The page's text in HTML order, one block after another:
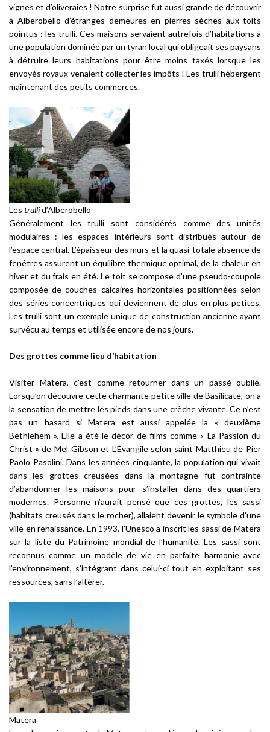
vignes et d’oliveraies ! Notre surprise fut aussi grande de découvrir
à Alberobello d’étranges demeures en pierres sèches aux toits
pointus : les trulli. Ces maisons servaient autrefois d’habitations à
une population dominée par un tyran local qui obligeait ses paysans
à détruire leurs habitations pour être moins taxés lorsque les
envoyés royaux venaient collecter les impôts ! Les trullihébergent
maintenant des petits commerces.
Les trullid’Alberobello
Généralement lestrulli sont considérés comme des unités
modulaires : les espaces intérieurs sont distribués autour de
l’espace central. L’épaisseur des murs et la quasi-totale absence de
fenêtres assurent un équilibre thermique optimal, de la chaleur en
hiver et du frais en été. Le toit se compose d’une pseudo-coupole
composée de couches calcaires horizontales positionnées selon
des séries concentriques qui deviennent de plus en plus petites.
Lestrulli sont un exemple unique de construction ancienne ayant
survécu au temps et utilisée encore de nos jours.
Des grottes comme lieu d’habitation
Visiter Matera, c’est comme retourner dans un passé oublié.
Lorsqu’on découvre cette charmante petite ville de Basilicate, on a
la sensation de mettre les pieds dans une crèche vivante. Ce n’est
pas un hasard si Matera est aussi appelée la « deuxième
Bethlehem ». Elle a été le décor de films comme « La Passion du
Christ » de Mel Gibson et L’Évangile selon saint Matthieu de Pier
Paolo Pasolini. Dans les années cinquante, la population qui vivait
dans les grottes creusées dans la montagne fut contrainte
d’abandonner les maisons pour s’installer dans des quartiers
modernes. Personne n’aurait pensé que ces grottes, les sassi
(habitats creusés dans le rocher), allaient devenir le symbole d’une
ville en renaissance. En 1993, l’Unesco a inscrit les sasside Matera
sur la liste du Patrimoine mondial de l’humanité. Les sassisont
reconnus comme un modèle de vie en parfaite harmonie avec
l’environnement, s’intégrant dans celui-ci tout en exploitant ses
ressources, sans l’altérer.
Matera